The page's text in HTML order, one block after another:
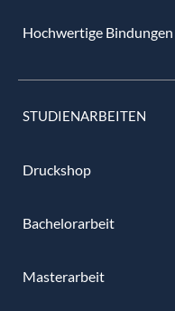
Hochwertige Bindungen
STUDIENARBEITEN
Druckshop
Bachelorarbeit
Masterarbeit